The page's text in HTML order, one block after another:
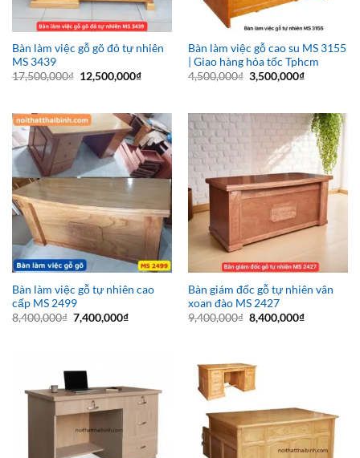
Bàn làm việc gỗ gõ đỏ tự nhiên
MS 3439
17,500,000₫ Giá
gốc
12,500,000₫Giá
12,500,000₫.
Bàn làm việc gỗ cao su MS 3155
| Giao hàng hỏa tốc Tphcm
4,500,000₫ Giá
gốc
3,500,000₫Giá
Bàn làm việc gỗ tự nhiên cao
cấp MS 2499
8,400,000₫ Giá
gốc
7,400,000₫Giá
Bàn giám đốc gỗ tự nhiên vân
xoan đào MS 2427
9,400,000₫ Giá
gốc
8,400,000₫Giá